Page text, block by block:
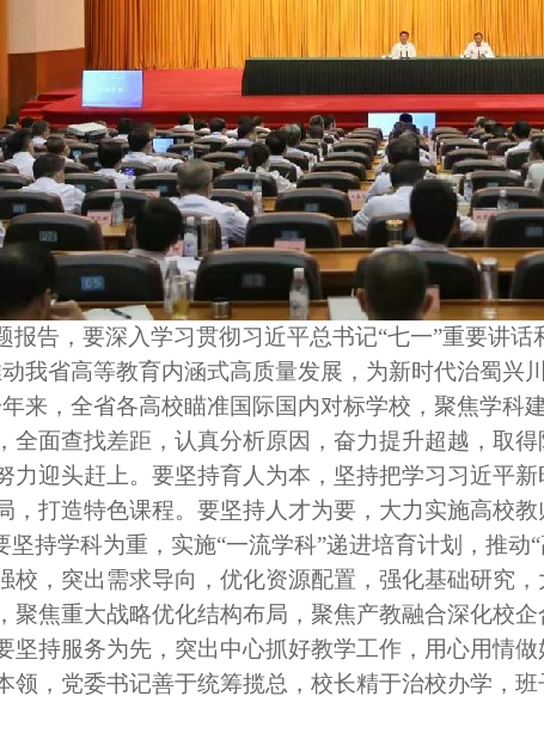
报告，要深入学习贯彻习近平总书记“七一”重要讲
我省高等教育内涵式高质量发展，为新时代治蜀兴
来，全省各高校瞄准国际国内对标学校，聚焦学科
全面查找差距，认真分析原因，奋力提升超越，取
力迎头赶上。要坚持育人为本，坚持把学习习近平
，打造特色课程。要坚持人才为要，大力实施高校
坚持学科为重，实施“一流学科”递进培育计划，推动
校，突出需求导向，优化资源配置，强化基础研究
聚焦重大战略优化结构布局，聚焦产教融合深化校
坚持服务为先，突出中心抓好教学工作，用心用情
领，党委书记善于统筹揽总，校长精于治校办学，